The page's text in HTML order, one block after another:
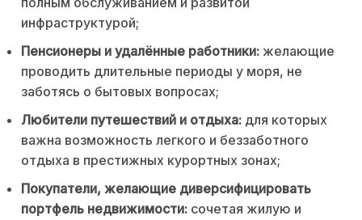
инфраструктурой;
Пенсионеры и удалённые работники: желающие
проводить длительные периоды у моря, не
заботясь о бытовых вопросах;
Любители путешествий и отдыха: для которых
важна возможность легкого и беззаботного
отдыха в престижных курортных зонах;
Покупатели, желающие диверсифицировать
портфель недвижимости: сочетая жилую и